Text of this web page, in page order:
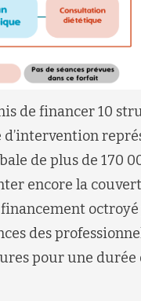
de financer 10
de plus de 170
encore la
octroyé
des
pour une durée